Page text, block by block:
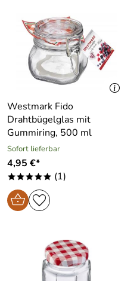
Westmark Fido
Drahtbügelglas mit
Gummiring, 500 ml
Sofort lieferbar
4,95 €*
***** (1)